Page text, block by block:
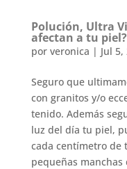
Polución, Ultra
afectan a tu piel?
por veronica | Jul 5,
Seguro que
con granitos y/o
tenido. Además
luz del día tu piel,
cada centímetro de
pequeñas manchas